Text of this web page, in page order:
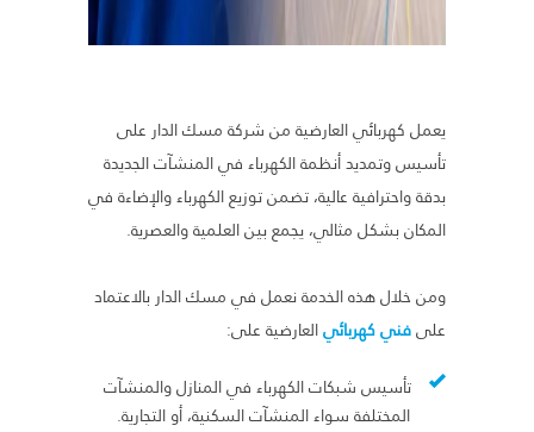
يعمل كهربائي العارضية من شركة مسك الدار على
تأسيس وتمديد أنظمة الكهرباء في المنشآت الجديدة
بدقة واحترافية عالية، تضمن توزيع الكهرباء والإضاءة في
المكان بشكل مثالي، يجمع بين العلمية والعصرية.
ومن خلال هذه الخدمة نعمل في مسك الدار بالاعتماد
علىفني كهربائيالعارضية على:
تأسيس شبكات الكهرباء في المنازل والمنشآت
المختلفة سواء المنشآت السكنية، أو التجارية.